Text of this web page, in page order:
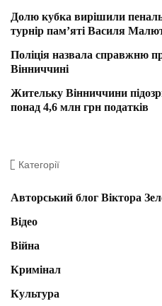
Долю кубка вирішили
турнір пам’яті Василя
Поліція назвала справжню
Вінниччині
Жительку Вінниччини
понад 4,6 млн грн податків
Категорії
Авторський блог Віктора
Відео
Війна
Кримінал
Культура